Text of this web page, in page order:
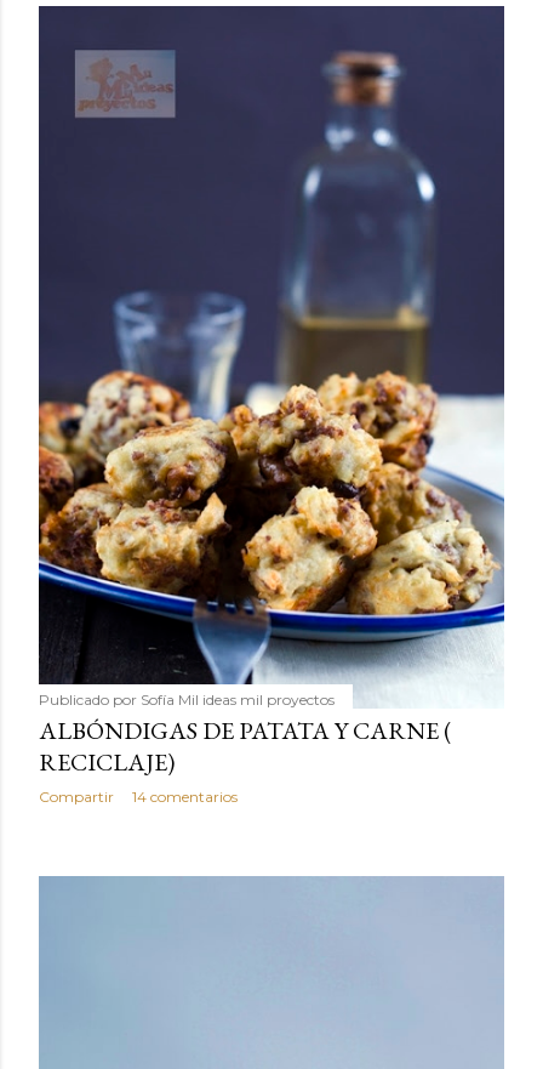
Publicado por Sofía Mil ideas mil proyectos
ALBÓNDIGAS DE PATATA Y CARNE (
RECICLAJE)
Compartir 14 comentarios